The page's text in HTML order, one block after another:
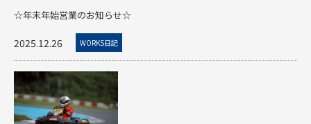
☆年末年始営業のお知らせ☆
2025.12.26 WORKS日記